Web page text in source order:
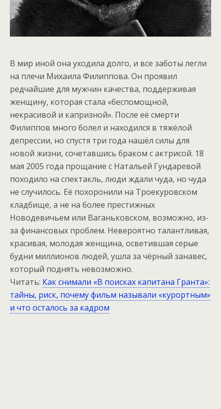
В мир иной она уходила долго, и все заботы легли
на плечи Михаила Филиппова. Он проявил
редчайшие для мужчин качества, поддерживая
женщину, которая стала «беспомощной,
некрасивой и капризной». После её смерти
Филиппов много болел и находился в тяжёлой
депрессии, но спустя три года нашёл силы для
новой жизни, сочетавшись браком с актрисой. 18
мая 2005 года прощание с Натальей Гундаревой
походило на спектакль, люди ждали чуда, но чуда
не случилось. Её похоронили на Троекуровском
кладбище, а не на более престижных
Новодевичьем или Ваганьковском, возможно, из-
за финансовых проблем. Невероятно талантливая,
красивая, молодая женщина, осветившая серые
будни миллионов людей, ушла за чёрный занавес,
который поднять невозможно.
Читать: Как снимали «В поисках капитана Гранта»:
тайны, риск, почему фильм называли «курортным»
и что осталось за кадром